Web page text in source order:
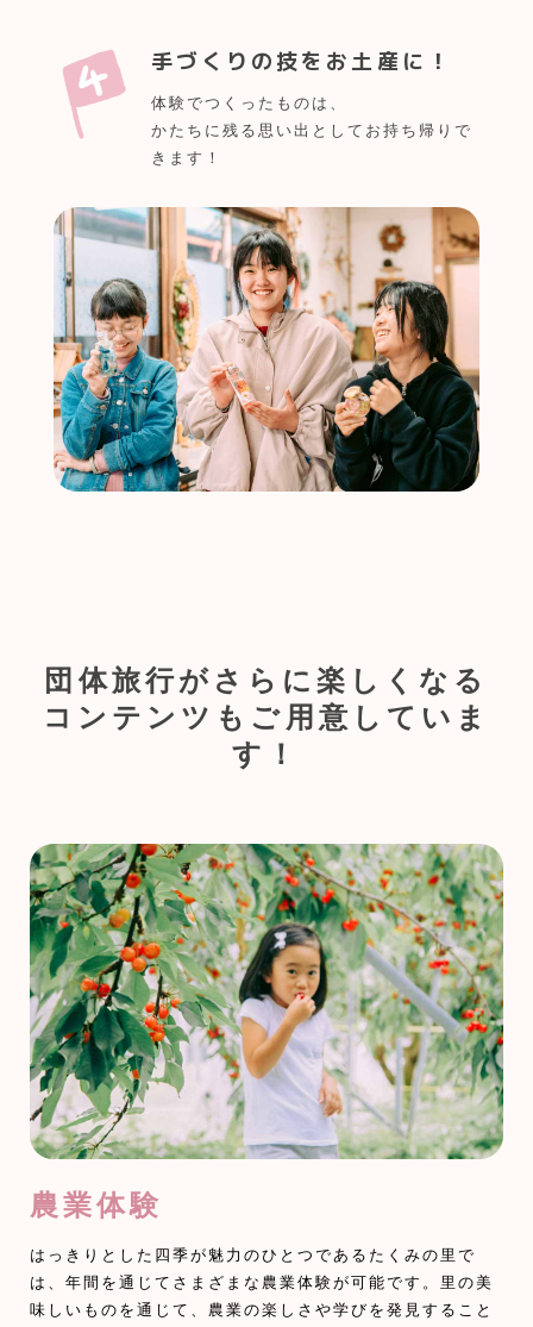
手づくりの技をお土産に！
体験でつくったものは、
かたちに残る思い出としてお持ち帰りで
きます！
団体旅行がさらに楽しくなる
コンテンツもご用意していま
す！
農業体験
はっきりとした四季が魅力のひとつであるたくみの里で
は、年間を通じてさまざまな農業体験が可能です。里の美
味しいものを通じて、農業の楽しさや学びを発見すること